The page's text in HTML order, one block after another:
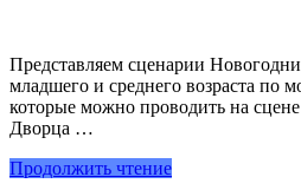
Представляем сценарии
младшего и среднего возраста по
которые можно проводить на
Дворца …
Продолжить чтение